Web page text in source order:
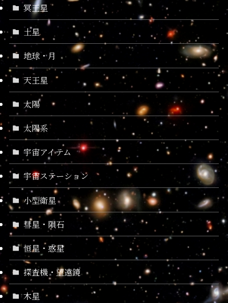
冥王星
土星
地球・月
天王星
太陽
太陽系
宇宙アイテム
宇宙ステーション
小型衛星
彗星・隕石
恒星・惑星
探査機・望遠鏡
木星